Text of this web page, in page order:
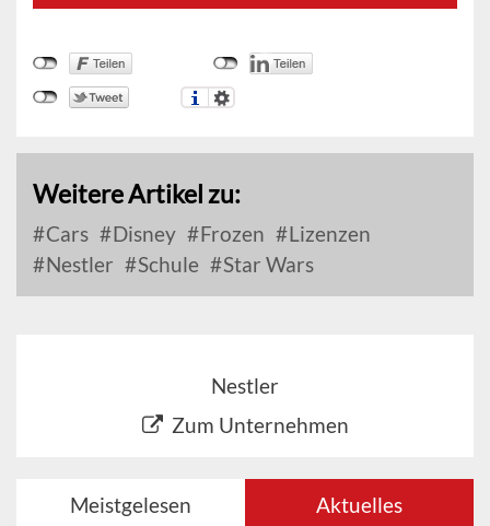
Weitere Artikel zu:
Cars Disney Frozen
Lizenzen
Nestler
Schule Star Wars
Nestler
Zum Unternehmen
Meistgelesen Aktuelles